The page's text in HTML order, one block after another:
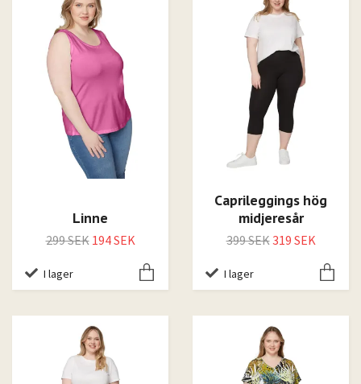
Linne
299 SEK 194 SEK
I lager
Caprileggings hög
midjeresår
399 SEK319 SEK
I lager